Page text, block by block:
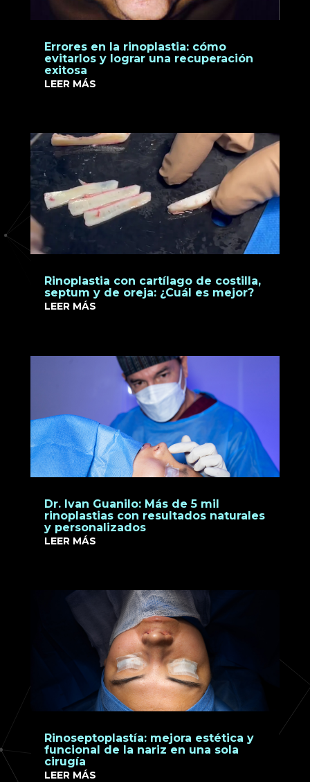
Errores en la rinoplastia: cómo
evitarlos y lograr una recuperación
exitosa
LEER MÁS
Rinoplastia con cartílago de costilla,
septum y de oreja: ¿Cuál es mejor?
LEER MÁS
Dr. Ivan Guanilo: Más de 5 mil
rinoplastias con resultados naturales
y personalizados
LEER MÁS
Rinoseptoplastía: mejora estética y
funcional de la nariz en una sola
cirugía
LEER MÁS